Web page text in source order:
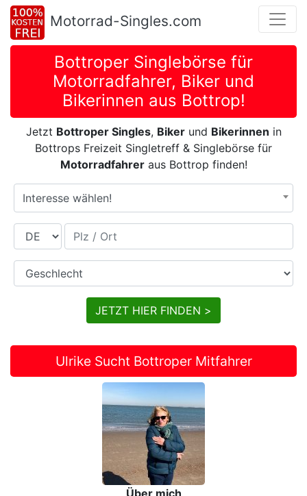
Motorrad-Singles.com
Bottroper Singlebörse für
Motorradfahrer, Biker und
Bikerinnen aus Bottrop!
Jetzt Bottroper Singles, Bikerund Bikerinnen in
Bottrops Freizeit Singletreff & Singlebörse für
Motorradfahreraus Bottrop finden!
Interesse wählen!
Land Plz / Ort
Geschlecht
JETZT HIER FINDEN >
Ulrike Sucht Bottroper Mitfahrer
Über mich